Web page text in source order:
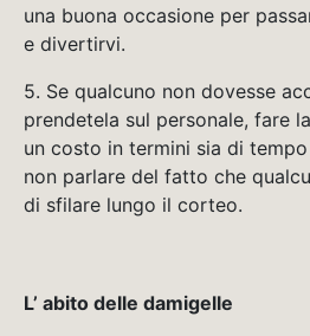
una buona occasione per
e divertirvi.
5. Se qualcuno non dovesse
prendetela sul personale, fare
un costo in termini sia di
non parlare del fatto che
di sfilare lungo il corteo.
L’ abito delle damigelle